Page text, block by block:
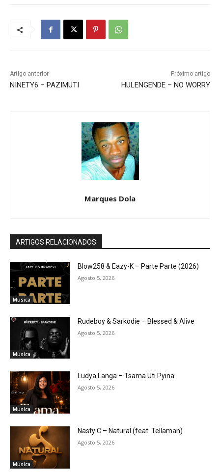
Artigo anterior
NINETY6 – PAZIMUTI
Próximo artigo
HULENGENDE – NO WORRY
Marques Dola
ARTIGOS RELACIONADOS
Musica
Blow258 & Eazy-K – Parte Parte (2026)
Agosto 5, 2026
Musica
Rudeboy & Sarkodie – Blessed & Alive
Agosto 5, 2026
Musica
Ludya Langa – Tsama Uti Pyina
Agosto 5, 2026
Musica
Nasty C – Natural (feat. Tellaman)
Agosto 5, 2026